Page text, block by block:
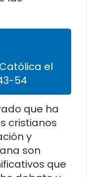
el
54
que ha
cristianos
y
son
que